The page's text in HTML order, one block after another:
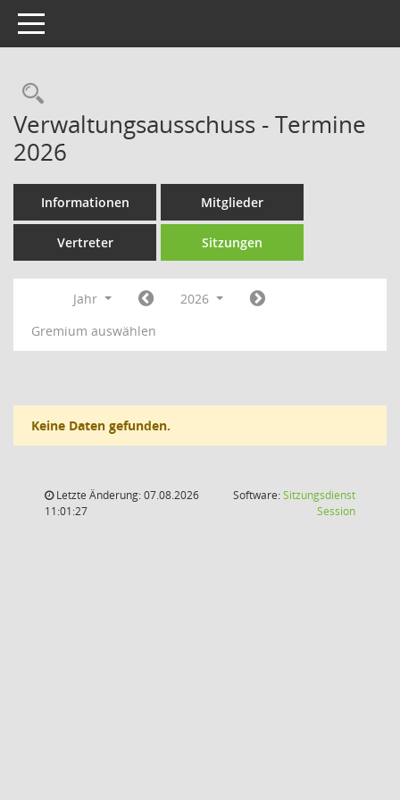
Toggle navigation
Rechercheauswahl
Verwaltungsausschuss - Termine
2026
Informationen Mitglieder
Vertreter Sitzungen
Jahr
2026
Gremium auswählen
Keine Daten gefunden.
Letzte Änderung: 07.08.2026
11:01:27
Software:Sitzungsdienst
Session(Wird in